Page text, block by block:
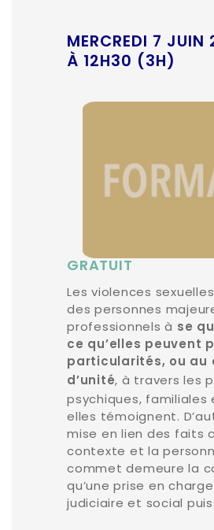
MERCREDI 7
À 12H30 (3H)
GRATUIT
Les violences
des personnes
professionnels à se
ce qu’elles peuvent
particularités, ou au
d’unité, à travers les
psychiques,
elles témoignent.
mise en lien des faits
contexte et la
commet demeure la
qu’une prise en
judiciaire et social